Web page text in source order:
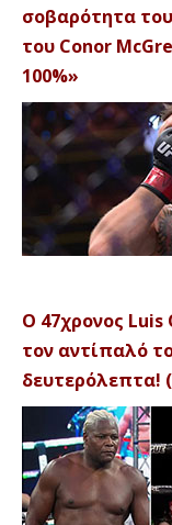
σοβαρότητα
του Conor
100%»
Ο 47χρονος
τον αντίπαλό
δευτερόλεπτα!